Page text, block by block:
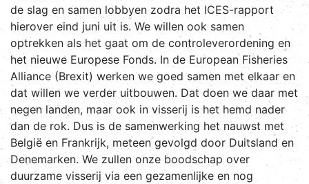
de slag en samen lobbyen zodra het ICES-rapport
hierover eind juni uit is. We willen ook samen
optrekken als het gaat om de controleverordening en
het nieuwe Europese Fonds. In de European Fisheries
Alliance (Brexit) werken we goed samen met elkaar en
dat willen we verder uitbouwen. Dat doen we daar met
negen landen, maar ook in visserij is het hemd nader
dan de rok. Dus is de samenwerking het nauwst met
België en Frankrijk, meteen gevolgd door Duitsland en
Denemarken. We zullen onze boodschap over
duurzame visserij via een gezamenlijke en nog